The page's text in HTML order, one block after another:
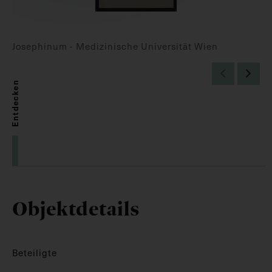
Josephinum - Medizinische Universität Wien
Entdecken
Objektdetails
Beteiligte